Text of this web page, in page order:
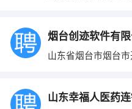
烟台创迹软件有限
山东省烟台市烟台